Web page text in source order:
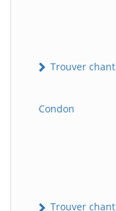
Trouver
Condon
Trouver